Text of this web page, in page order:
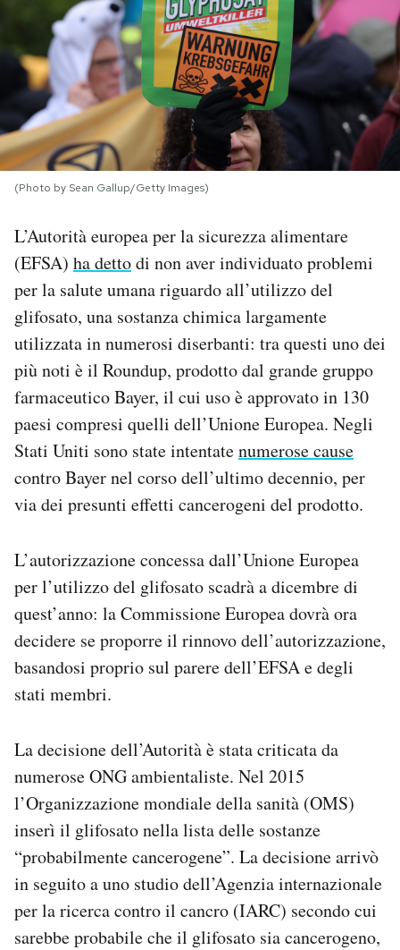
PODCAST
NEWSLETTER
I MIEI PREFERITI
SHOP
CALENDARIO
Area Personale
Newsletter
Notifiche mobile
Hai bisogno di aiuto?
Esci
(Photo by Sean Gallup/Getty Images)
L’Autorità europea per la sicurezza alimentare
(EFSA) ha dettodi non aver individuato problemi
per la salute umana riguardo all’utilizzo del
glifosato, una sostanza chimica largamente
utilizzata in numerosi diserbanti: tra questi uno dei
più noti è il Roundup, prodotto dal grande gruppo
farmaceutico Bayer, il cui uso è approvato in 130
paesi compresi quelli dell’Unione Europea. Negli
Stati Uniti sono state intentatenumerose cause
contro Bayer nel corso dell’ultimo decennio, per
via dei presunti effetti cancerogeni del prodotto.
L’autorizzazione concessa dall’Unione Europea
per l’utilizzo del glifosato scadrà a dicembre di
quest’anno: la Commissione Europea dovrà ora
decidere se proporre il rinnovo dell’autorizzazione,
basandosi proprio sul parere dell’EFSA e degli
stati membri.
La decisione dell’Autorità è stata criticata da
numerose ONG ambientaliste. Nel 2015
l’Organizzazione mondiale della sanità (OMS)
inserì il glifosato nella lista delle sostanze
“probabilmente cancerogene”. La decisione arrivò
in seguito a uno studio dell’Agenzia internazionale
per la ricerca contro il cancro (IARC) secondo cui
sarebbe probabile che il glifosato sia cancerogeno,